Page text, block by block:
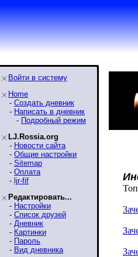
Войти в систему
Home
- Создать дневник
- Написать в дневник
- Подробный режим
LJ.Rossia.org
- Новости сайта
- Общие настройки
- Sitemap
- Оплата
- ljr-fif
Редактировать...
- Настройки
- Список друзей
- Дневник
- Картинки
- Пароль
- Вид дневника